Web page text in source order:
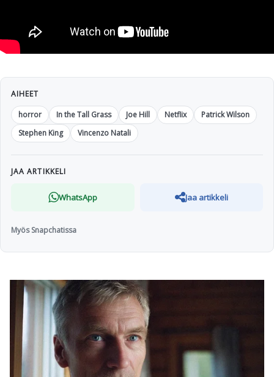
AIHEET
horror
In the Tall Grass Joe Hill Netflix
Patrick Wilson
Stephen King
Vincenzo Natali
JAA ARTIKKELI
WhatsApp Jaa artikkeli
Myös Snapchatissa